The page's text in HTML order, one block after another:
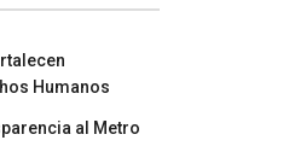
Humanos
al Metro